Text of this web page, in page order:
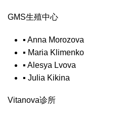
GMS生殖中心
▪ Anna Morozova
▪ Maria Klimenko
▪ Alesya Lvova
▪ Julia Kikina
Vitanova诊所